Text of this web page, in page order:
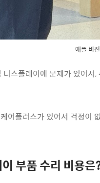
애플 비
스플레이에 문제가 있어
어플러스가 있어서 걱정이
부품 수리 비용은